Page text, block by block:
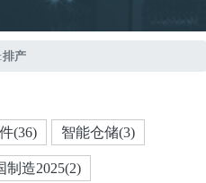
排产
(36) 智能仓储(3)
制造2025(2)